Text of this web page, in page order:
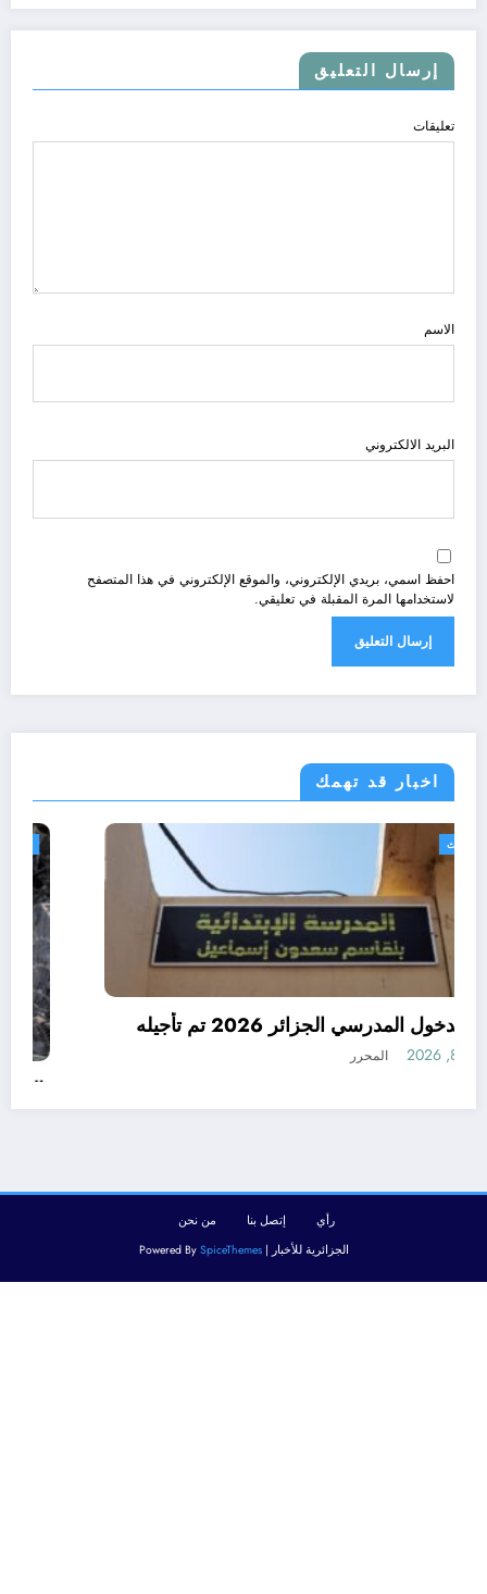
إرسال التعليق
تعليقات
الاسم
البريد الالكتروني
احفظ اسمي، بريدي الإلكتروني، والموقع الإلكتروني في هذا المتصفح
لاستخدامها المرة المقبلة في تعليقي.
اخبار قد تهمك
الجزائر الحدث
رسميا الدخول المدرسي الجزائر 2026 تم تأجيله
أغسطس 8, 2026
رأي إتصل بنا
من نحن
الجزائرية للأخبار | Powered BySpiceThemes